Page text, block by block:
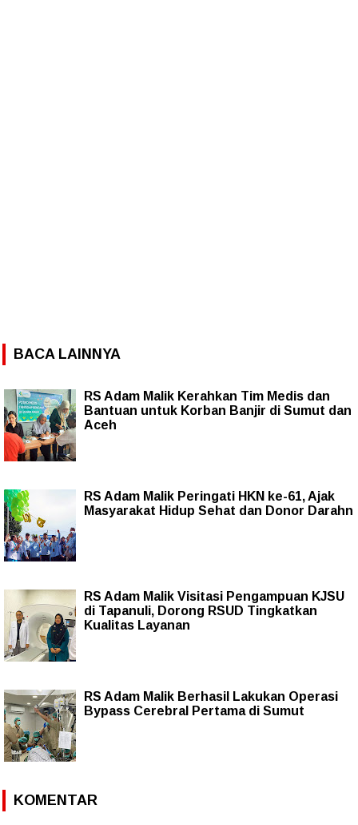
BACA LAINNYA
RS Adam Malik Kerahkan Tim Medis dan
Bantuan untuk Korban Banjir di Sumut dan
Aceh
RS Adam Malik Peringati HKN ke-61, Ajak
Masyarakat Hidup Sehat dan Donor Darahn
RS Adam Malik Visitasi Pengampuan KJSU
di Tapanuli, Dorong RSUD Tingkatkan
Kualitas Layanan
RS Adam Malik Berhasil Lakukan Operasi
Bypass Cerebral Pertama di Sumut
KOMENTAR